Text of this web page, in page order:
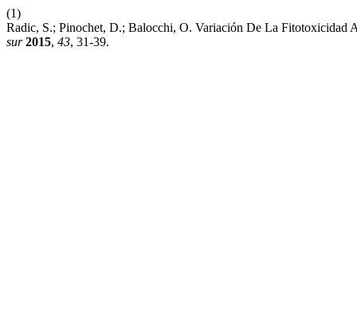
(1)
Radic, S.; Pinochet, D.; Balocchi, O. Variación De La
sur 2015, 43, 31-39.